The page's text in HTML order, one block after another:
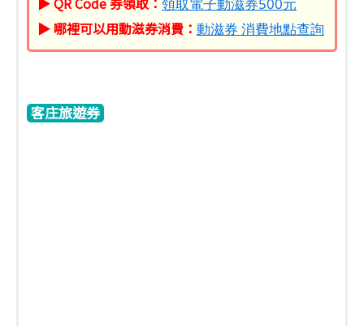
▶ 哪裡可以用動滋券消費： 動滋券 消費地點查詢
客庄旅遊券